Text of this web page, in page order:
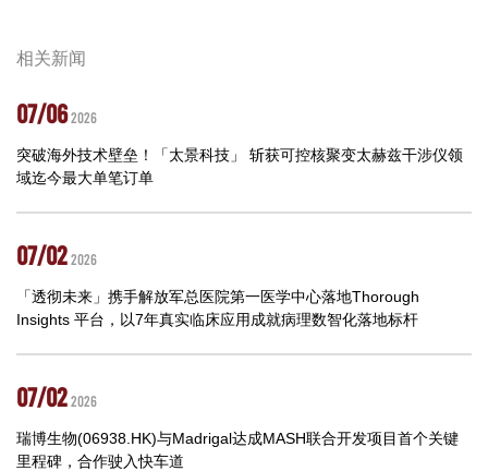
相关新闻
07/062026
突破海外技术壁垒！「太景科技」 斩获可控核聚变太赫兹干涉仪领
域迄今最大单笔订单
07/022026
「透彻未来」携手解放军总医院第一医学中心落地Thorough
Insights 平台，以7年真实临床应用成就病理数智化落地标杆
07/022026
瑞博生物(06938.HK)与Madrigal达成MASH联合开发项目首个关键
里程碑，合作驶入快车道